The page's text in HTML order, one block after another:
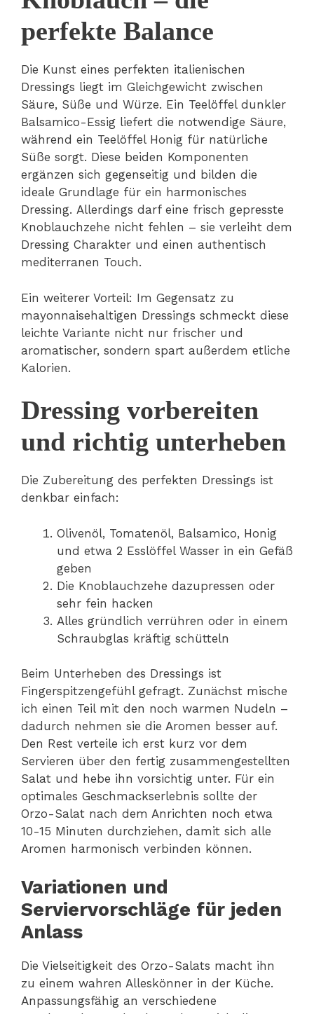
perfekte Balance
Die Kunst eines perfekten italienischen
Dressings liegt im Gleichgewicht zwischen
Säure, Süße und Würze. Ein Teelöffel dunkler
Balsamico-Essig liefert die notwendige Säure,
während ein Teelöffel Honig für natürliche
Süße sorgt. Diese beiden Komponenten
ergänzen sich gegenseitig und bilden die
ideale Grundlage für ein harmonisches
Dressing. Allerdings darf eine frisch gepresste
Knoblauchzehe nicht fehlen – sie verleiht dem
Dressing Charakter und einen authentisch
mediterranen Touch.
Ein weiterer Vorteil: Im Gegensatz zu
mayonnaisehaltigen Dressings schmeckt diese
leichte Variante nicht nur frischer und
aromatischer, sondern spart außerdem etliche
Kalorien.
Dressing vorbereiten
und richtig unterheben
Die Zubereitung des perfekten Dressings ist
denkbar einfach:
Olivenöl, Tomatenöl, Balsamico, Honig
und etwa 2 Esslöffel Wasser in ein Gefäß
geben
Die Knoblauchzehe dazupressen oder
sehr fein hacken
Alles gründlich verrühren oder in einem
Schraubglas kräftig schütteln
Beim Unterheben des Dressings ist
Fingerspitzengefühl gefragt. Zunächst mische
ich einen Teil mit den noch warmen Nudeln –
dadurch nehmen sie die Aromen besser auf.
Den Rest verteile ich erst kurz vor dem
Servieren über den fertig zusammengestellten
Salat und hebe ihn vorsichtig unter. Für ein
optimales Geschmackserlebnis sollte der
Orzo-Salat nach dem Anrichten noch etwa
10-15 Minuten durchziehen, damit sich alle
Aromen harmonisch verbinden können.
Variationen und
Serviervorschläge für jeden
Anlass
Die Vielseitigkeit des Orzo-Salats macht ihn
zu einem wahren Alleskönner in der Küche.
Anpassungsfähig an verschiedene